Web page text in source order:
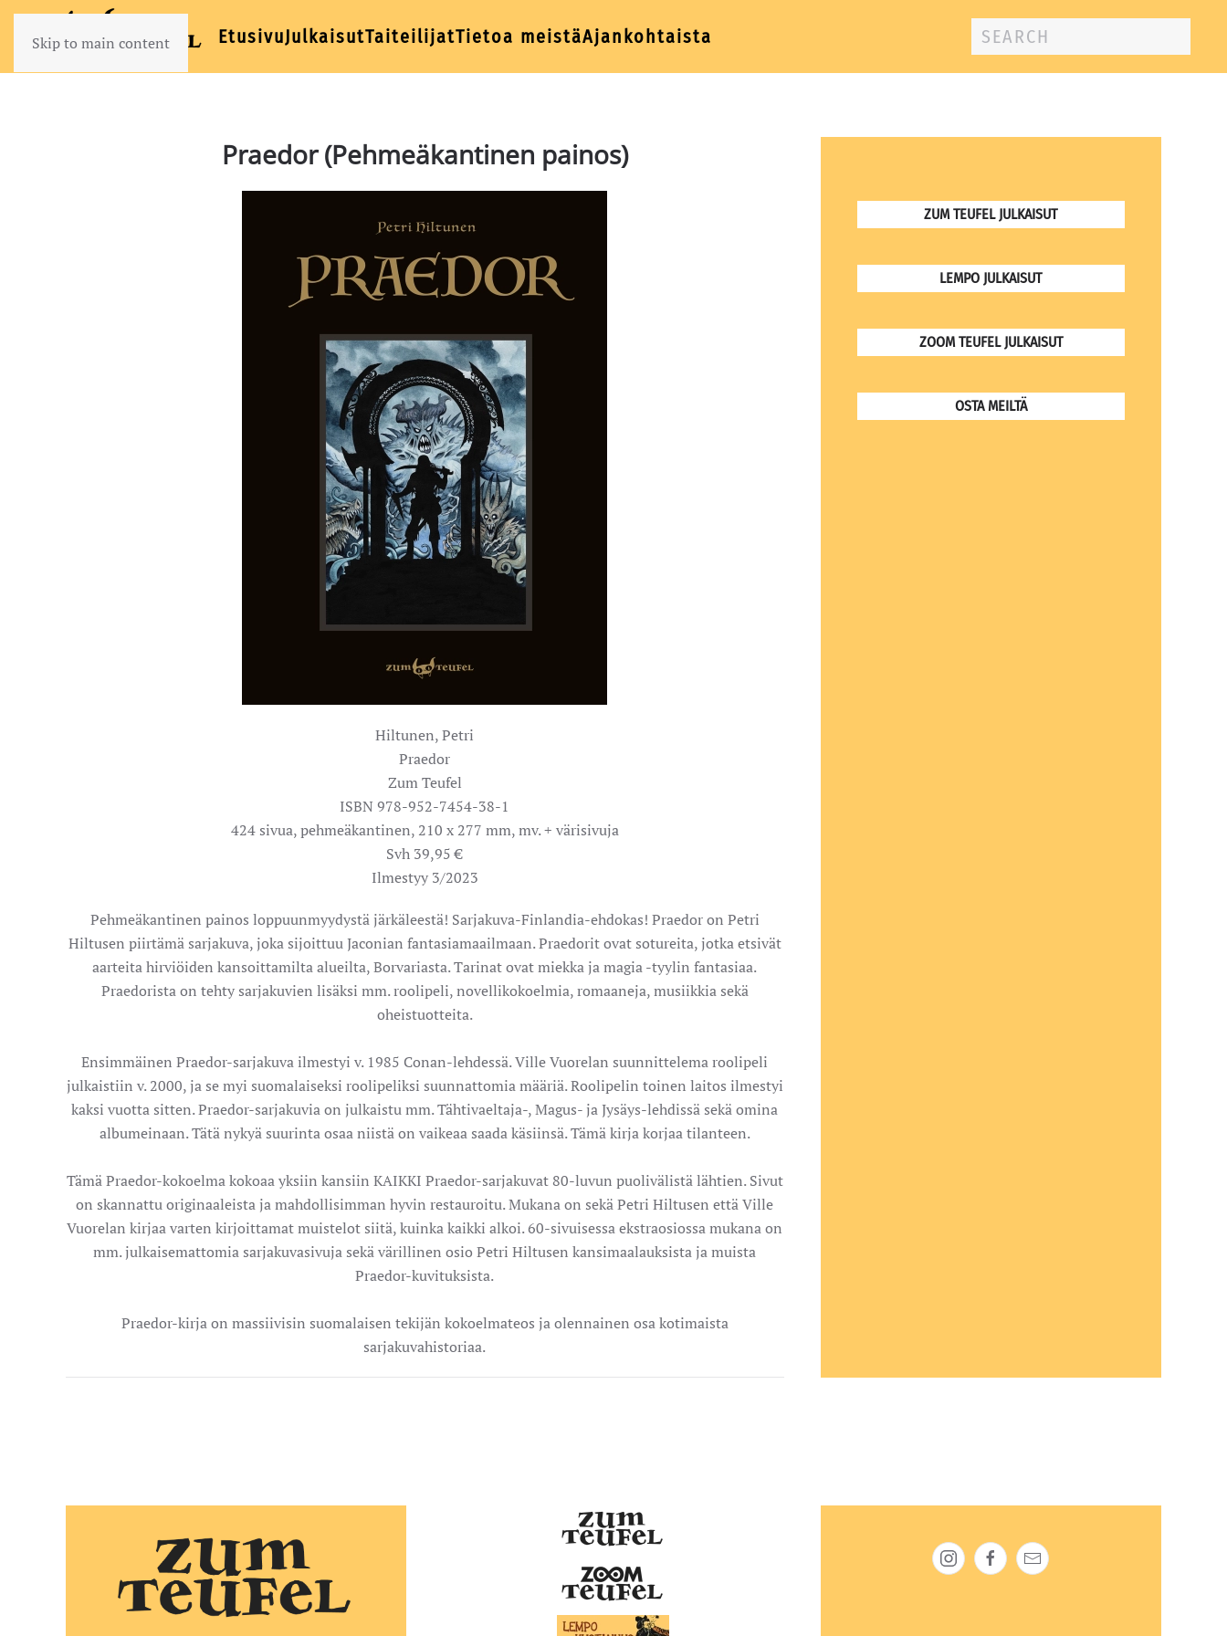
Skip to main content EtusivuJulkaisutTaiteilijatTietoa meistäAjankohtaista
Praedor (Pehmeäkantinen painos)
Hiltunen, Petri
Praedor
Zum Teufel
ISBN 978-952-7454-38-1
424 sivua, pehmeäkantinen, 210 x 277 mm, mv. + värisivuja
Svh 39,95 €
Ilmestyy 3/2023
Pehmeäkantinen painos loppuunmyydystä järkäleestä! Sarjakuva-Finlandia-ehdokas! Praedor on Petri
Hiltusen piirtämä sarjakuva, joka sijoittuu Jaconian fantasiamaailmaan. Praedorit ovat sotureita, jotka etsivät
aarteita hirviöiden kansoittamilta alueilta, Borvariasta. Tarinat ovat miekka ja magia -tyylin fantasiaa.
Praedorista on tehty sarjakuvien lisäksi mm. roolipeli, novellikokoelmia, romaaneja, musiikkia sekä
oheistuotteita.
Ensimmäinen Praedor-sarjakuva ilmestyi v. 1985 Conan-lehdessä. Ville Vuorelan suunnittelema roolipeli
julkaistiin v. 2000, ja se myi suomalaiseksi roolipeliksi suunnattomia määriä. Roolipelin toinen laitos ilmestyi
kaksi vuotta sitten. Praedor-sarjakuvia on julkaistu mm. Tähtivaeltaja-, Magus- ja Jysäys-lehdissä sekä omina
albumeinaan. Tätä nykyä suurinta osaa niistä on vaikeaa saada käsiinsä. Tämä kirja korjaa tilanteen.
Tämä Praedor-kokoelma kokoaa yksiin kansiin KAIKKI Praedor-sarjakuvat 80-luvun puolivälistä lähtien. Sivut
on skannattu originaaleista ja mahdollisimman hyvin restauroitu. Mukana on sekä Petri Hiltusen että Ville
Vuorelan kirjaa varten kirjoittamat muistelot siitä, kuinka kaikki alkoi. 60-sivuisessa ekstraosiossa mukana on
mm. julkaisemattomia sarjakuvasivuja sekä värillinen osio Petri Hiltusen kansimaalauksista ja muista
Praedor-kuvituksista.
Praedor-kirja on massiivisin suomalaisen tekijän kokoelmateos ja olennainen osa kotimaista
sarjakuvahistoriaa.
ZUM TEUFEL JULKAISUT
LEMPO JULKAISUT
ZOOM TEUFEL JULKAISUT
OSTA MEILTÄ